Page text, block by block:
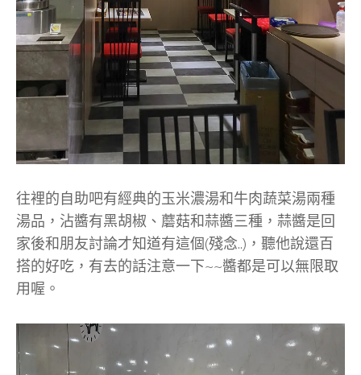
往裡的自助吧有經典的玉米濃湯和牛肉蔬菜湯兩種
湯品，沾醬有黑胡椒、蘑菇和蒜醬三種，蒜醬是回
家後和朋友討論才知道有這個(殘念..)，聽他說還百
搭的好吃，有去的話注意一下~~醬都是可以無限取
用喔。